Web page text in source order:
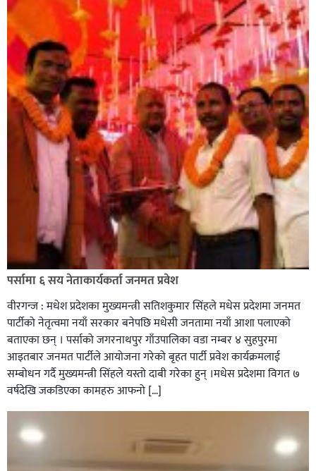
सिराहा-२ मा संजय यादव भिड्ने !
रक्तदान सेवामा जिल्लामै दोस्रो स्थान ल्याएकोमा जनमत नेताद्वय
रेडक्रस सिराहा द्वारा सम्मानित
सिराहाको औरहीमा जेन-जी भेला सम्पन्न
पर्सामा ६ सय नेताकार्यकर्ता जनमत प्रवेश
वीरगन्ज : मधेश प्रदेशका मुख्यमन्त्री सतिशकुमार सिंहले मधेस प्रदेशमा जनमत
पार्टीको नेतृत्वमा नयाँ सरकार बनेपछि मधेसी जनतामा नयाँ आशा पलाएको
बताएका छन् । पर्साको जगरनाथपुर गाँउपालिका वडा नम्बर ४ सुहपुरमा
आइतबार जनमत पार्टीले आयोजना गरेको बृहत पार्टी प्रवेश कार्यक्रमलाई
सम्बोधन गर्दै मुख्यमन्त्री सिंहले यस्तो दाबी गरेका हुन् ।मधेस प्रदेशमा विगत ७
वर्षदेखि जकडिएका कामहरु आफनो […]